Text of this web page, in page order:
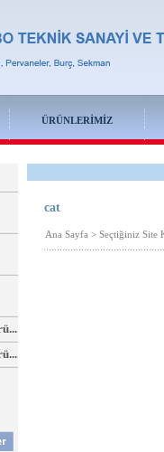
ÜRÜNLERİMİZ
cat
Ana Sayfa > Seçtiğiniz Site